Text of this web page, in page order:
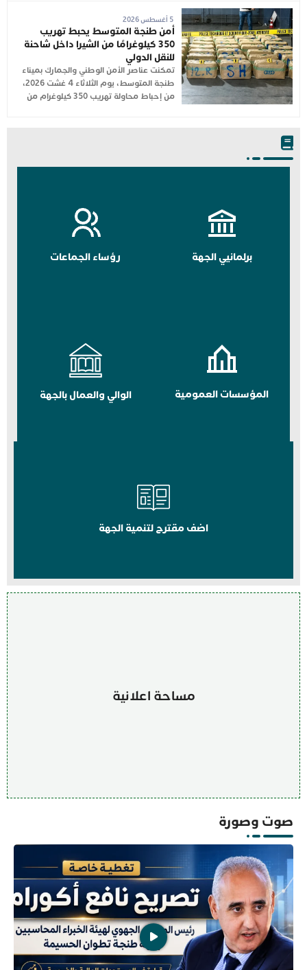
5 أغسطس 2026
أمن طنجة المتوسط يحبط تهريب
350 كيلوغرامًا من الشيرا داخل شاحنة
للنقل الدولي
تمكنت عناصر الأمن الوطني والجمارك بميناء
طنجة المتوسط، يوم الثلاثاء 4 غشت 2026،
من إحباط محاولة تهريب 350 كيلوغرام من
برلمانيي الجهة رؤساء الجماعات
المؤسسات العمومية الوالي والعمال بالجهة
اضف مقترح لتنمية الجهة
مساحة اعلانية
صوت وصورة